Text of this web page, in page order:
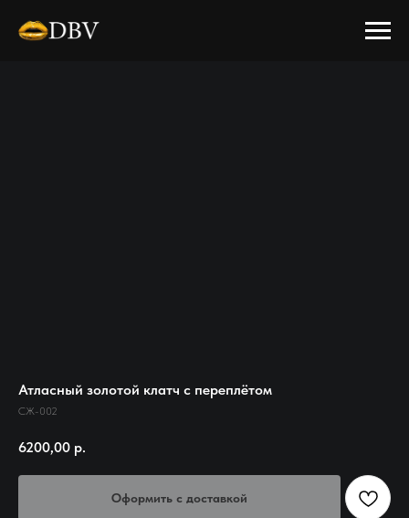
Атласный золотой клатч с переплётом
СЖ-002
6200,00 р.
Оформить с доставкой